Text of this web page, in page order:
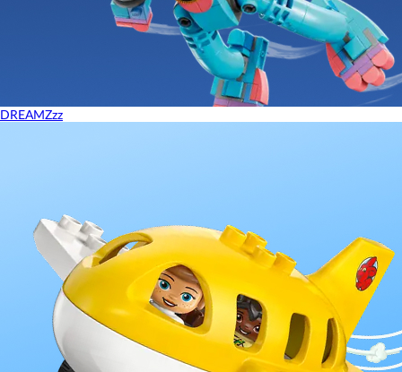
DREAMZzz